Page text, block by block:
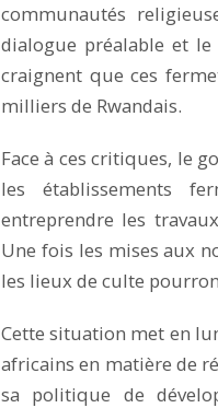
communautés
dialogue préalable et
craignent que ces
milliers de Rwandais.
Face à ces critiques, le
les établissements
entreprendre les
Une fois les mises aux
les lieux de culte
Cette situation met en
africains en matière de
sa politique de